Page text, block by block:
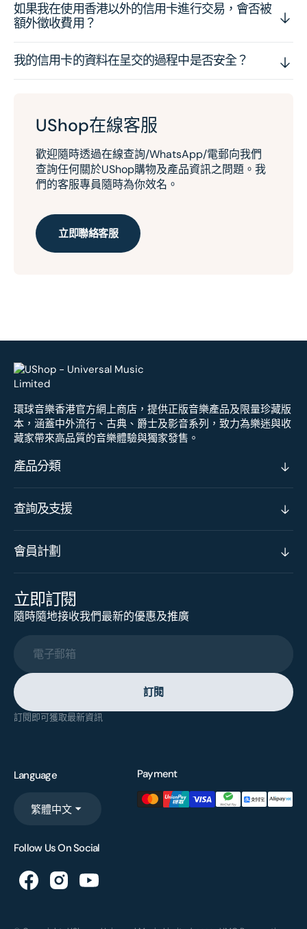
如果我在使用香港以外的信用卡進行交易，會否被
額外徵收費用？
我的信用卡的資料在呈交的過程中是否安全？
UShop在線客服
歡迎隨時透過在線查詢/WhatsApp/電郵向我們
查詢任何關於UShop購物及產品資訊之問題。我
們的客服專員隨時為你效名。
立即聯絡客服
環球音樂香港官方網上商店，提供正版音樂產品及限量珍藏版
本，涵蓋中外流行、古典、爵士及影音系列，致力為樂迷與收
藏家帶來高品質的音樂體驗與獨家發售。
產品分類
查詢及支援
會員計劃
立即訂閱
隨時隨地接收我們最新的優惠及推廣
電子郵箱
訂閱
訂閱即可獲取最新資訊
Language
繁體中文
Payment
Follow Us On Social